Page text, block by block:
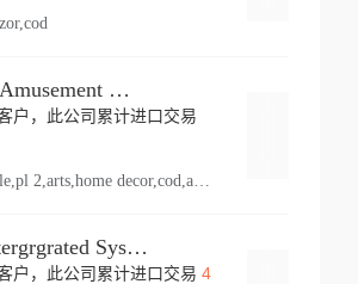
Knoebels Amusement Resort
户，此公司累计进口交易
vehicle,pl 2,arts,home decor,cod,amusement ride,sea
Duetto Intergrgrated Systems Inc.
户，此公司累计进口交易 4